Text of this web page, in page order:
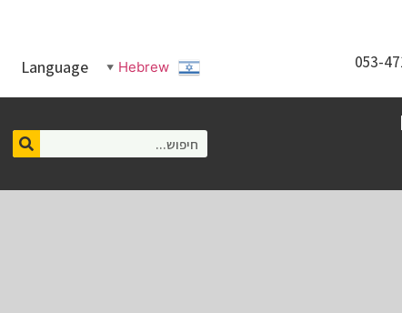
Hebrew
▼
Language